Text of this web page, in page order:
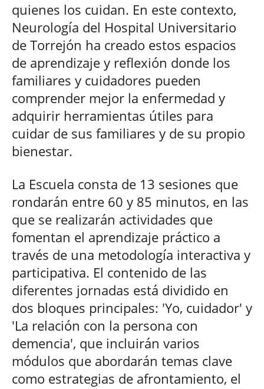
quienes los cuidan. En este contexto,
Neurología del Hospital Universitario
de Torrejón ha creado estos espacios
de aprendizaje y reflexión donde los
familiares y cuidadores pueden
comprender mejor la enfermedad y
adquirir herramientas útiles para
cuidar de sus familiares y de su propio
bienestar.
La Escuela consta de 13 sesiones que
rondarán entre 60 y 85 minutos, en las
que se realizarán actividades que
fomentan el aprendizaje práctico a
través de una metodología interactiva y
participativa. El contenido de las
diferentes jornadas está dividido en
dos bloques principales: 'Yo, cuidador' y
'La relación con la persona con
demencia', que incluirán varios
módulos que abordarán temas clave
como estrategias de afrontamiento, el